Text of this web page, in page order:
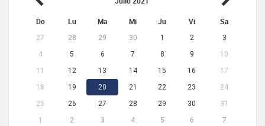
Do Lu Ma Mi Ju Vi Sa
27 28 29 30 1 2
3
4
5 6 7 8 9
10
11
12 13 14 15 16
17
18
19 20 21 22 23
24
25
26 27 28 29 30
31
1
2 3 4 5 6 7